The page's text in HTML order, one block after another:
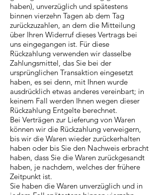
haben), unverzüglich und spätestens
binnen vierzehn Tagen ab dem Tag
zurückzuzahlen, an dem die Mitteilung
über Ihren Widerruf dieses Vertrags bei
uns eingegangen ist. Für diese
Rückzahlung verwenden wir dasselbe
Zahlungsmittel, das Sie bei der
ursprünglichen Transaktion eingesetzt
haben, es sei denn, mit Ihnen wurde
ausdrücklich etwas anderes vereinbart; in
keinem Fall werden Ihnen wegen dieser
Rückzahlung Entgelte berechnet.
Bei Verträgen zur Lieferung von Waren
können wir die Rückzahlung verweigern,
bis wir die Waren wieder zurückerhalten
haben oder bis Sie den Nachweis erbracht
haben, dass Sie die Waren zurückgesandt
haben, je nachdem, welches der frühere
Zeitpunkt ist.
Sie haben die Waren unverzüglich und in